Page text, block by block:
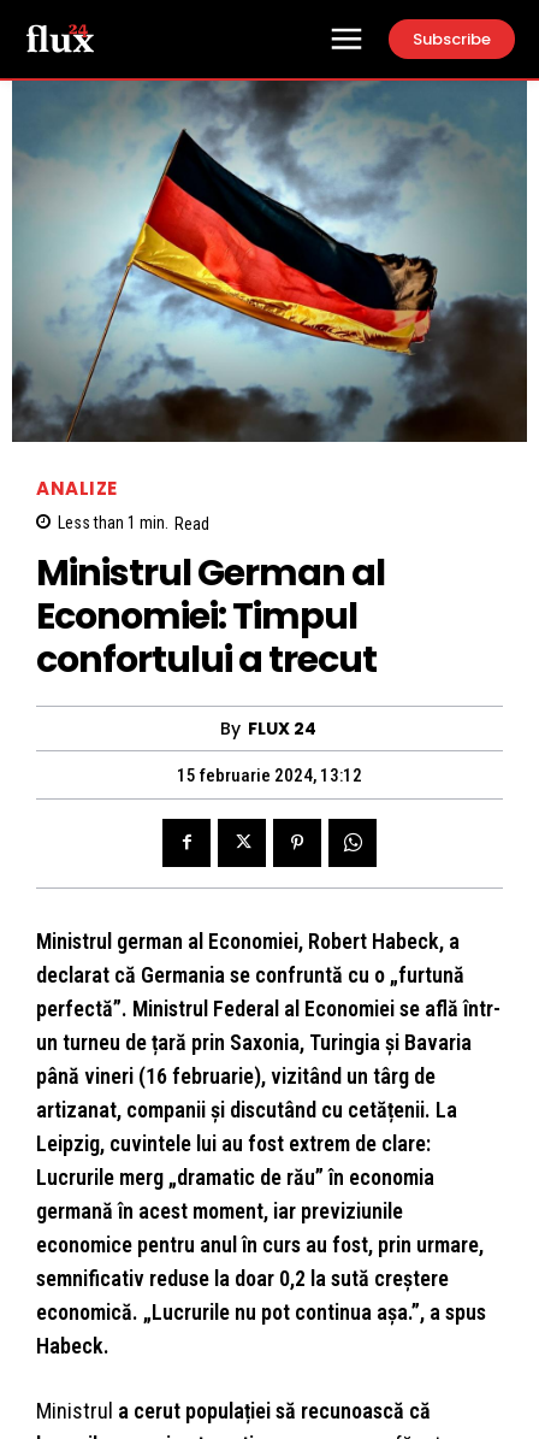
Subscribe
ANALIZE
Less than 1 min. Read
Ministrul German al
Economiei: Timpul
confortului a trecut
By FLUX 24
15 februarie 2024, 13:12
Ministrul german al Economiei, Robert Habeck, a
declarat că Germania se confruntă cu o „furtună
perfectă”. Ministrul Federal al Economiei se află într-
un turneu de țară prin Saxonia, Turingia și Bavaria
până vineri (16 februarie), vizitând un târg de
artizanat, companii și discutând cu cetățenii. La
Leipzig, cuvintele lui au fost extrem de clare:
Lucrurile merg „dramatic de rău” în economia
germană în acest moment, iar previziunile
economice pentru anul în curs au fost, prin urmare,
semnificativ reduse la doar 0,2 la sută creștere
economică. „Lucrurile nu pot continua așa.”, a spus
Habeck.
Ministrul a cerut populației să recunoască că